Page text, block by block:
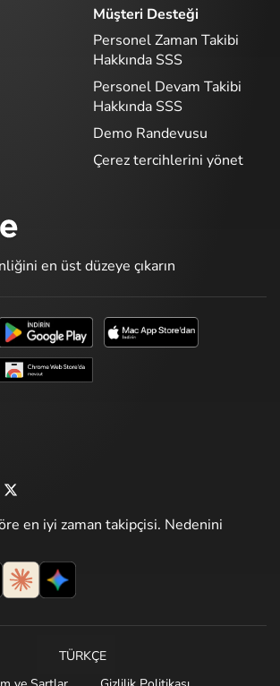
Müşteri Desteği
Personel Zaman Takibi
Hakkında SSS
Personel Devam Takibi
Hakkında SSS
Demo Randevusu
Çerez tercihlerini yönet
en üst düzeye çıkarın
en iyi zaman takipçisi. Nedenini
TÜRKÇE